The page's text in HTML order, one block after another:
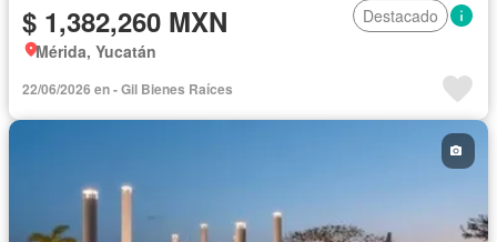
$ 1,382,260 MXN
Destacado
Mérida, Yucatán
22/06/2026 en - Gil Bienes Raíces